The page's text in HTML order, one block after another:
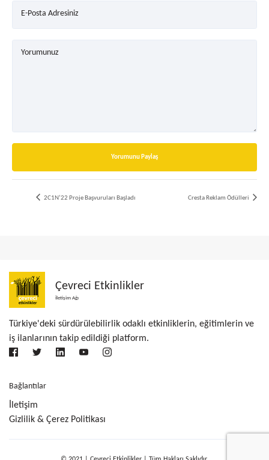
E-Posta Adresiniz
Yorumunuz
Yorumunu Paylaş
2C1N’22 Proje Başvuruları Başladı Cresta Reklam Ödülleri
Çevreci Etkinlikler
İletişim Ağı
Türkiye'deki sürdürülebilirlik odaklı etkinliklerin, eğitimlerin ve
iş ilanlarının takip edildiği platform.
Bağlantılar
İletişim
Gizlilik & Çerez Politikası